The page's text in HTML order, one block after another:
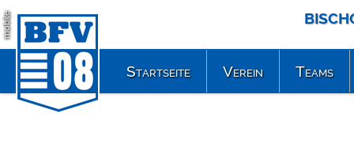
mobile
Startseite Verein Teams